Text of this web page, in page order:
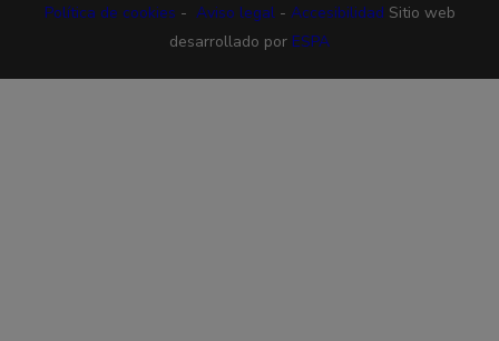
Política de cookies - Aviso legal- Accesibilidad Sitio web
desarrollado por ESPA